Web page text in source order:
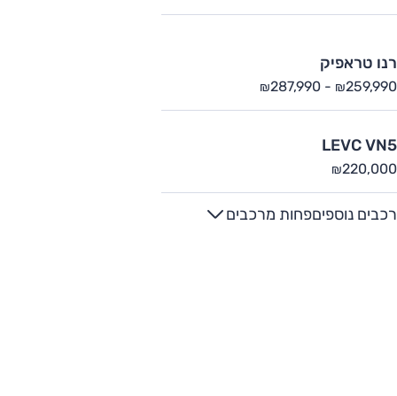
רנו טראפיק
₪259,990
-
₪287,990
LEVC VN5
₪220,000
רכבים נוספיםפחות מרכבים